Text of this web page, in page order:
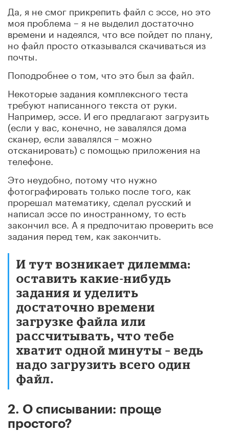
Да, я не смог прикрепить файл с эссе, но это
моя проблема – я не выделил достаточно
времени и надеялся, что все пойдет по плану,
но файл просто отказывался скачиваться из
почты.
Поподробнее о том, что это был за файл.
Некоторые задания комплексного теста
требуют написанного текста от руки.
Например, эссе. И его предлагают загрузить
(если у вас, конечно, не завалялся дома
сканер, если завалялся – можно
отсканировать) с помощью приложения на
телефоне.
Это неудобно, потому что нужно
фотографировать только после того, как
прорешал математику, сделал русский и
написал эссе по иностранному, то есть
закончил все. А я предпочитаю проверить все
задания перед тем, как закончить.
И тут возникает дилемма:
оставить какие-нибудь
задания и уделить
достаточно времени
загрузке файла или
рассчитывать, что тебе
хватит одной минуты – ведь
надо загрузить всего один
файл.
2. О списывании: проще
простого?